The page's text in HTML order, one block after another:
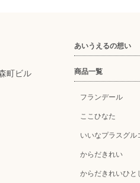
町ビル
あいうえるの想い
商品一覧
フランデール
ここひなた
いいなプラスグル
からだきれい
からだきれいひと